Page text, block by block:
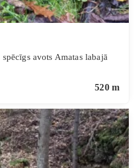
avots Amatas labajā
520 m